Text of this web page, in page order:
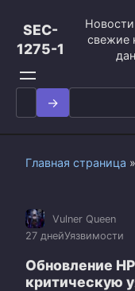
контенту
SEC-
1275-1
свежие
Search
for:
Главная страница »
Vulner Queen
27 днейУязвимости
Обновление
критическую